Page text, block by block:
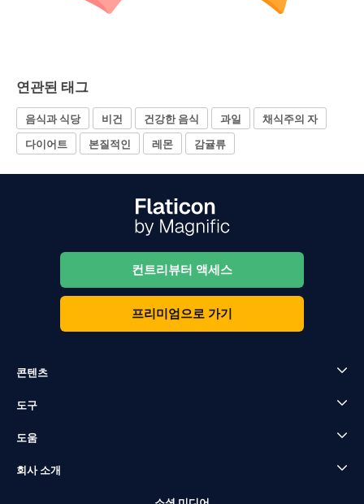
연관된 태그
음식과 식당 비건 건강한 음식 과일
채식주의 자
다이어트
본질적인 레몬 감귤류
컨트리뷰터 액세스
프리미엄으로 가기
콘텐츠
도구
도움
회사 소개